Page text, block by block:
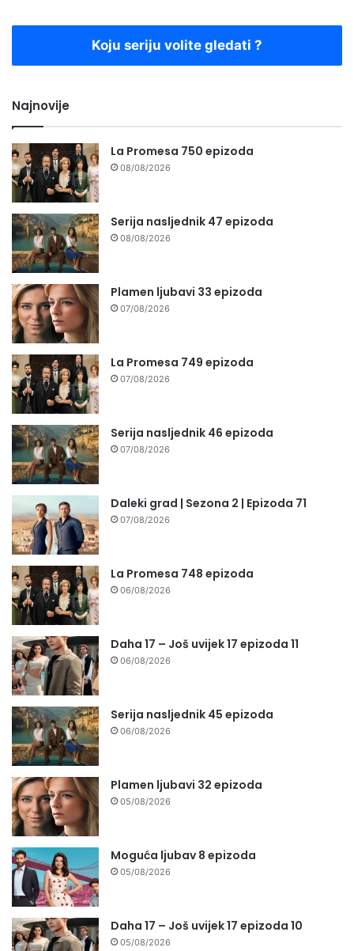
Koju seriju volite gledati ?
Najnovije
La Promesa 750 epizoda
08/08/2026
Serija nasljednik 47 epizoda
08/08/2026
Plamen ljubavi 33 epizoda
07/08/2026
La Promesa 749 epizoda
07/08/2026
Serija nasljednik 46 epizoda
07/08/2026
Daleki grad | Sezona 2 | Epizoda 71
07/08/2026
La Promesa 748 epizoda
06/08/2026
Daha 17 – Još uvijek 17 epizoda 11
06/08/2026
Serija nasljednik 45 epizoda
06/08/2026
Plamen ljubavi 32 epizoda
05/08/2026
Moguća ljubav 8 epizoda
05/08/2026
Daha 17 – Još uvijek 17 epizoda 10
05/08/2026